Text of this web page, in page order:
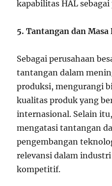
kapabilitas HAL
5. Tantangan dan Masa
Sebagai perusahaan
tantangan dalam
produksi, mengurangi
kualitas produk yang
internasional. Selain
mengatasi tantangan
pengembangan
relevansi dalam
kompetitif.